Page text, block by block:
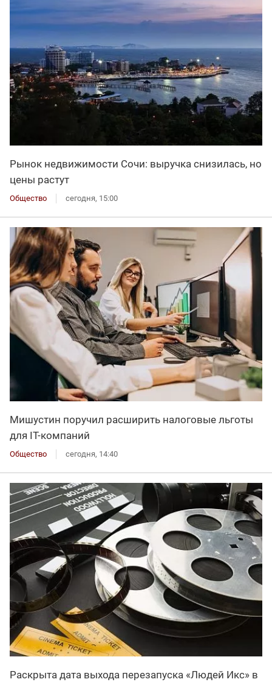
Рынок недвижимости Сочи: выручка снизилась, но
цены растут
Общество сегодня, 15:00
Мишустин поручил расширить налоговые льготы
для IT-компаний
Общество сегодня, 14:40
Раскрыта дата выхода перезапуска «Людей Икс» в